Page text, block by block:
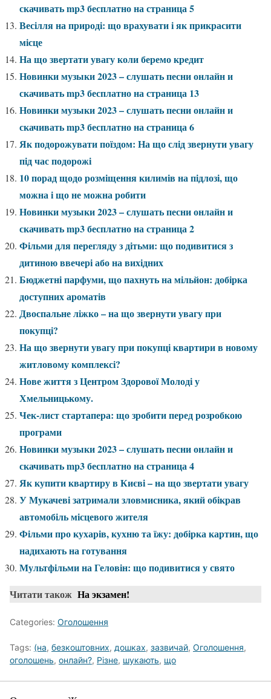
скачивать mp3 бесплатно на страница 5
Весілля на природі: що врахувати і як прикрасити
місце
На що звертати увагу коли беремо кредит
Новинки музыки 2023 – слушать песни онлайн и
скачивать mp3 бесплатно на страница 13
Новинки музыки 2023 – слушать песни онлайн и
скачивать mp3 бесплатно на страница 6
Як подорожувати поїздом: На що слід звернути увагу
під час подорожі
10 порад щодо розміщення килимів на підлозі, що
можна і що не можна робити
Новинки музыки 2023 – слушать песни онлайн и
скачивать mp3 бесплатно на страница 2
Фільми для перегляду з дітьми: що подивитися з
дитиною ввечері або на вихідних
Бюджетні парфуми, що пахнуть на мільйон: добірка
доступних ароматів
Двоспальне ліжко – на що звернути увагу при
покупці?
На що звернути увагу при покупці квартири в новому
житловому комплексі?
Нове життя з Центром Здорової Молоді у
Хмельницькому.
Чек-лист стартапера: що зробити перед розробкою
програми
Новинки музыки 2023 – слушать песни онлайн и
скачивать mp3 бесплатно на страница 4
Як купити квартиру в Києві – на що звертати увагу
У Мукачеві затримали зловмисника, який обікрав
автомобіль місцевого жителя
Фільми про кухарів, кухню та їжу: добірка картин, що
надихають на готування
Мультфільми на Геловін: що подивитися у свято
Читати також На экзамен!
Categories: Оголошення
Tags: (на, безкоштовних, дошках, зазвичай, Оголошення,
оголошень, онлайн?, Різне, шукають, що